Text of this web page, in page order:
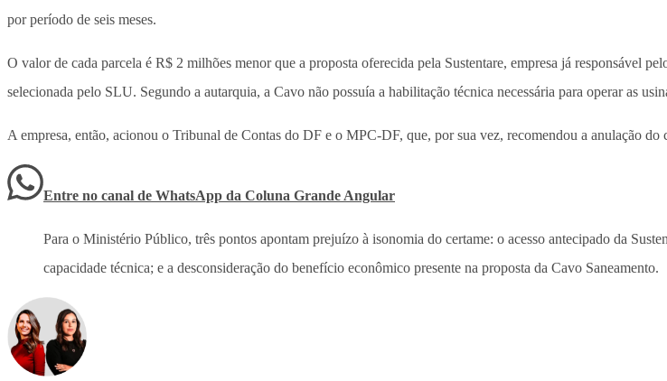
por período de seis meses.
O valor de cada parcela é R$ 2 milhões menor que a proposta oferecida pela Sustentare, empresa já responsável
selecionada pelo SLU. Segundo a autarquia, a Cavo não possuía a habilitação técnica necessária para operar as
A empresa, então, acionou o Tribunal de Contas do DF e o MPC-DF, que, por sua vez, recomendou a anulação do
Entre no canal de WhatsApp da Coluna Grande Angular
Para o Ministério Público, três pontos apontam prejuízo à isonomia do certame: o acesso antecipado da
capacidade técnica; e a desconsideração do benefício econômico presente na proposta da Cavo Saneamento.